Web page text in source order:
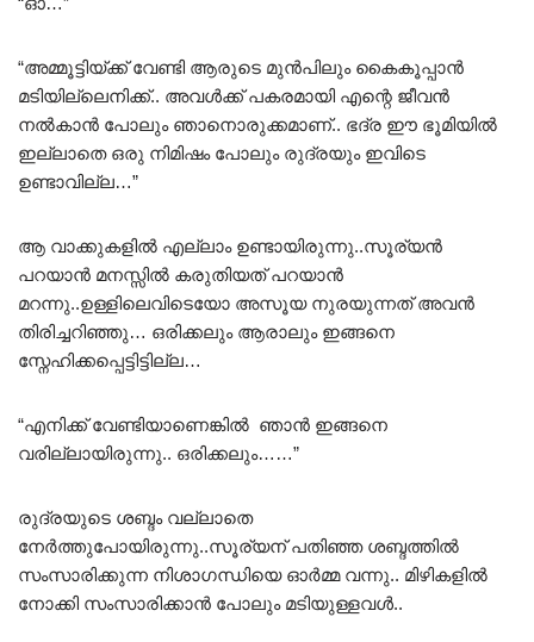
“അമ്മൂട്ടിയ്ക്ക് വേണ്ടി ആരുടെ മുൻപിലും കൈകൂപ്പാൻ
മടിയില്ലെനിക്ക്.. അവൾക്ക് പകരമായി എന്റെ ജീവൻ
നൽകാൻ പോലും ഞാനൊരുക്കമാണ്.. ഭദ്ര ഈ ഭൂമിയിൽ
ഇല്ലാതെ ഒരു നിമിഷം പോലും രുദ്രയും ഇവിടെ
ഉണ്ടാവില്ല…”
ആ വാക്കുകളിൽ എല്ലാം ഉണ്ടായിരുന്നു..സൂര്യൻ
പറയാൻ മനസ്സിൽ കരുതിയത് പറയാൻ
മറന്നു..ഉള്ളിലെവിടെയോ അസൂയ നുരയുന്നത് അവൻ
തിരിച്ചറിഞ്ഞു… ഒരിക്കലും ആരാലും ഇങ്ങനെ
സ്നേഹിക്കപ്പെട്ടിട്ടില്ല…
“എനിക്ക് വേണ്ടിയാണെങ്കിൽ ഞാൻ ഇങ്ങനെ
വരില്ലായിരുന്നു.. ഒരിക്കലും……”
രുദ്രയുടെ ശബ്ദം വല്ലാതെ
നേർത്തുപോയിരുന്നു..സൂര്യന് പതിഞ്ഞ ശബ്ദത്തിൽ
സംസാരിക്കുന്ന നിശാഗന്ധിയെ ഓർമ്മ വന്നു.. മിഴികളിൽ
നോക്കി സംസാരിക്കാൻ പോലും മടിയുള്ളവൾ..